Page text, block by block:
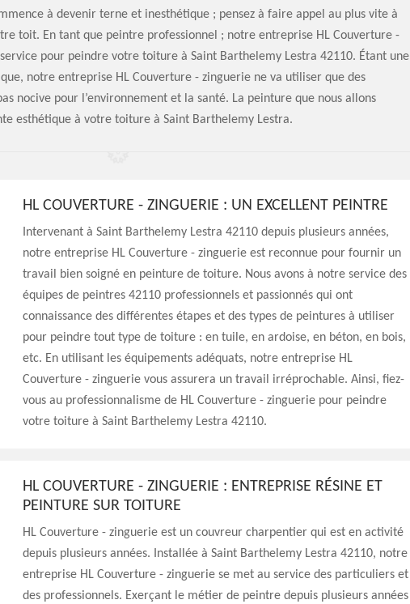
à devenir terne et inesthétique ; pensez à faire appel au plus vite à
toit. En tant que peintre professionnel ; notre entreprise HL Couverture -
pour peindre votre toiture à Saint Barthelemy Lestra 42110. Étant une
notre entreprise HL Couverture - zinguerie ne va utiliser que des
nocive pour l’environnement et la santé. La peinture que nous allons
esthétique à votre toiture à Saint Barthelemy Lestra.
HL COUVERTURE - ZINGUERIE : UN EXCELLENT PEINTRE
Intervenant à Saint Barthelemy Lestra 42110 depuis plusieurs années,
notre entreprise HL Couverture - zinguerie est reconnue pour fournir un
travail bien soigné en peinture de toiture. Nous avons à notre service des
équipes de peintres 42110 professionnels et passionnés qui ont
connaissance des différentes étapes et des types de peintures à utiliser
pour peindre tout type de toiture : en tuile, en ardoise, en béton, en bois,
etc. En utilisant les équipements adéquats, notre entreprise HL
Couverture - zinguerie vous assurera un travail irréprochable. Ainsi, fiez-
vous au professionnalisme de HL Couverture - zinguerie pour peindre
votre toiture à Saint Barthelemy Lestra 42110.
HL COUVERTURE - ZINGUERIE : ENTREPRISE RÉSINE ET
PEINTURE SUR TOITURE
HL Couverture - zinguerie est un couvreur charpentier qui est en activité
depuis plusieurs années. Installée à Saint Barthelemy Lestra 42110, notre
entreprise HL Couverture - zinguerie se met au service des particuliers et
des professionnels. Exerçant le métier de peintre depuis plusieurs années